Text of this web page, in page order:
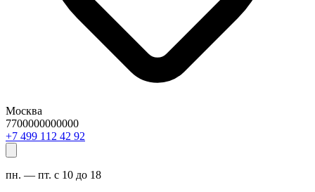
Москва
7700000000000
29 24 211 994 7+
пн. — пт. с 10 до 18